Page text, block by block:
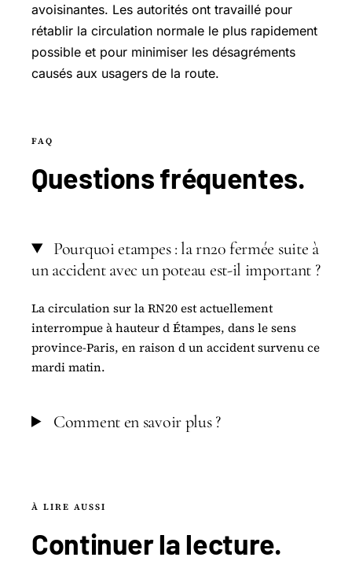
avoisinantes. Les autorités ont travaillé pour
rétablir la circulation normale le plus rapidement
possible et pour minimiser les désagréments
causés aux usagers de la route.
FAQ
Questionsfréquentes.
Pourquoi etampes : la rn20 fermée suite à
un accident avec un poteau est-il important ?
La circulation sur la RN20 est actuellement
interrompue à hauteur d Étampes, dans le sens
province-Paris, en raison d un accident survenu ce
mardi matin.
Comment en savoir plus ?
À LIRE AUSSI
Continuer lalecture.